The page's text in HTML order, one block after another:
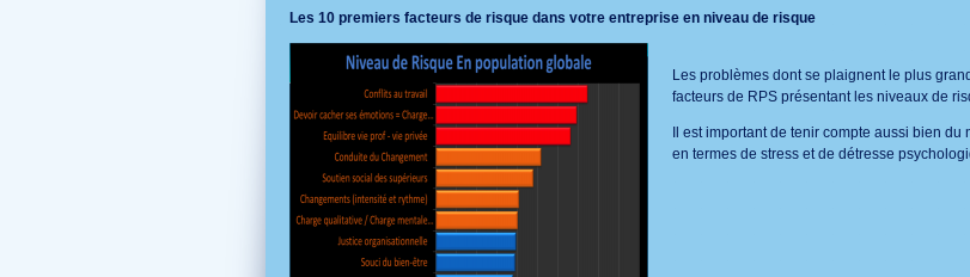
Les 10 premiers facteurs de risque dans votre entreprise en niveau de risque
Les problèmes dont se plaignent le plus
facteurs de RPS présentant les niveaux de
Il est important de tenir compte aussi bien
en termes de stress et de détresse